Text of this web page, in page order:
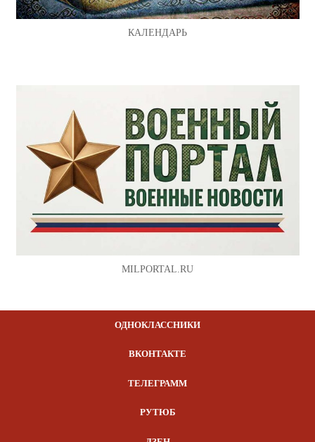
КАЛЕНДАРЬ
MILPORTAL.RU
ОДНОКЛАССНИКИ
ВКОНТАКТЕ
ТЕЛЕГРАММ
РУТЮБ